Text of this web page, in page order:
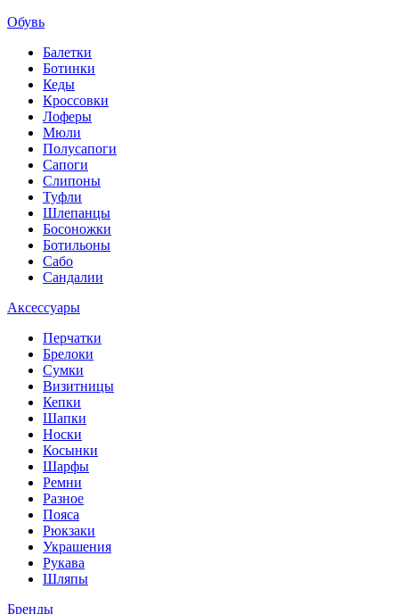
Обувь
Балетки
Ботинки
Кеды
Кроссовки
Лоферы
Мюли
Полусапоги
Сапоги
Слипоны
Туфли
Шлепанцы
Босоножки
Ботильоны
Сабо
Сандалии
Аксессуары
Перчатки
Брелоки
Сумки
Визитницы
Кепки
Шапки
Носки
Косынки
Шарфы
Ремни
Разное
Пояса
Рюкзаки
Украшения
Рукава
Шляпы
Бренды